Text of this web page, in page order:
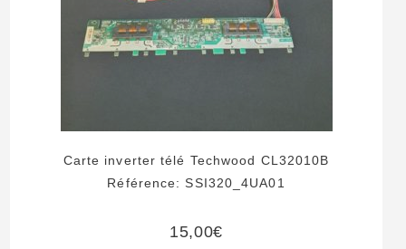
Carte inverter télé Techwood CL32010B
Référence: SSI320_4UA01
15,00€